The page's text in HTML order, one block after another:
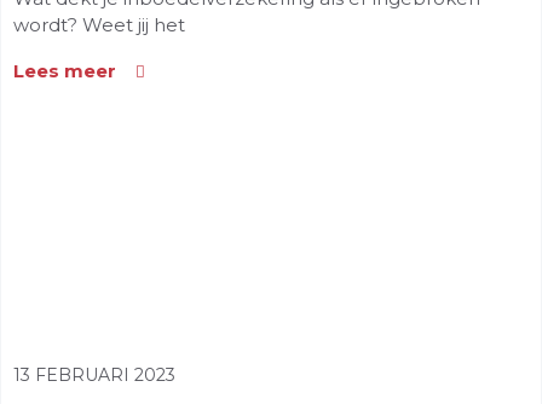
wordt? Weet jij het
Lees meer
13 FEBRUARI 2023